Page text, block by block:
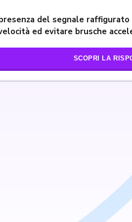
del segnale
ed evitare brusche
SCOPRI LA